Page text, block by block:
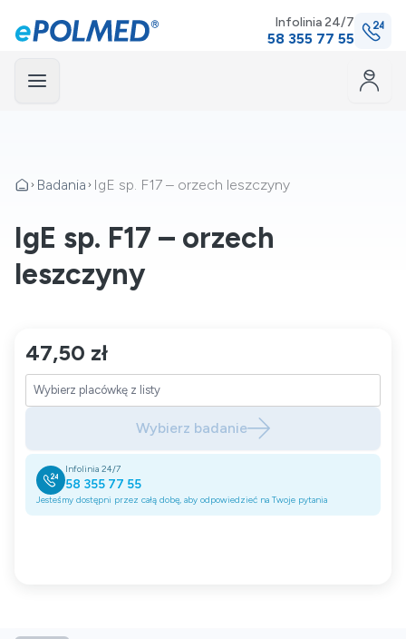
Infolinia 24/7
58 355 77 55
Badania IgE sp. F17 – orzech leszczyny
IgE sp. F17 – orzech
leszczyny
47,50 zł
Wybierz badanie
Infolinia 24/7
58 355 77 55
Jesteśmy dostępni przez całą dobę, aby odpowiedzieć na Twoje pytania